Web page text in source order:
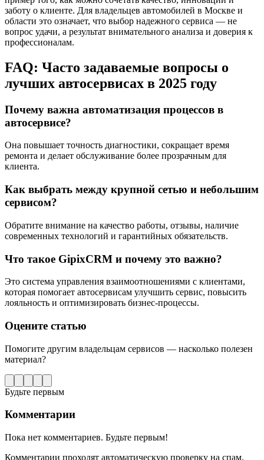
заботу о клиенте. Для владельцев автомобилей в Москве и
области это означает, что выбор надежного сервиса — не
вопрос удачи, а результат внимательного анализа и доверия к
профессионалам.
FAQ: Часто задаваемые вопросы о
лучших автосервисах в 2025 году
Почему важна автоматизация процессов в
автосервисе?
Она повышает точность диагностики, сокращает время
ремонта и делает обслуживание более прозрачным для
клиента.
Как выбрать между крупной сетью и небольшим
сервисом?
Обратите внимание на качество работы, отзывы, наличие
современных технологий и гарантийных обязательств.
Что такое GipixCRM и почему это важно?
Это система управления взаимоотношениями с клиентами,
которая помогает автосервисам улучшить сервис, повысить
лояльность и оптимизировать бизнес-процессы.
Оцените статью
Помогите другим владельцам сервисов — насколько полезен
материал?
Будьте первым
Комментарии
Пока нет комментариев. Будьте первым!
Комментарии проходят автоматическую проверку на спам.